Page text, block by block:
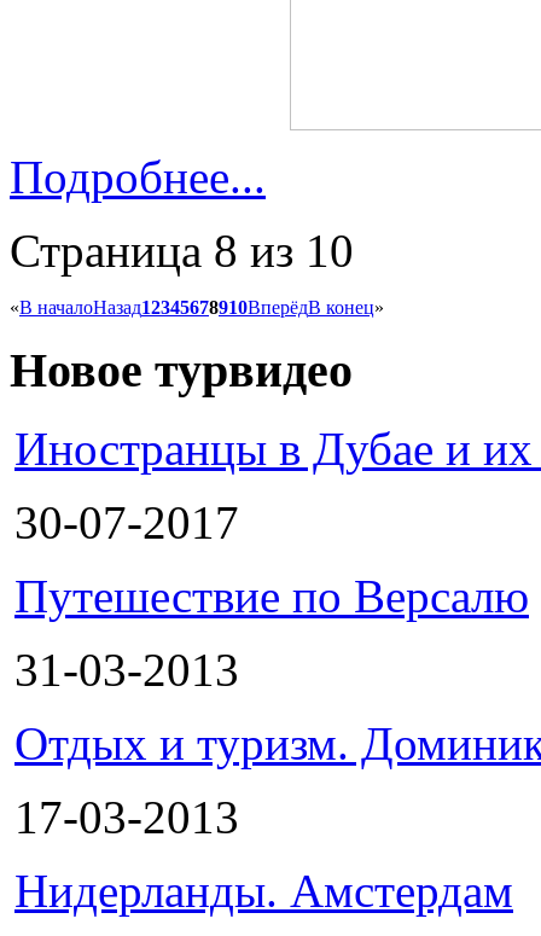
Подробнее...
Страница 8 из 10
«В началоНазад12345678910ВперёдВ конец»
Новое турвидео
Иностранцы в Дубае и их
30-07-2017
Путешествие по Версалю
31-03-2013
Отдых и туризм.
17-03-2013
Нидерланды. Амстердам